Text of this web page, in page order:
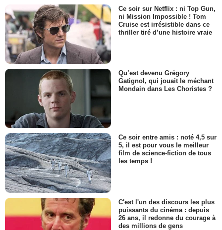
Ce soir sur Netflix : ni Top Gun,
ni Mission Impossible ! Tom
Cruise est irrésistible dans ce
thriller tiré d’une histoire vraie
Qu’est devenu Grégory
Gatignol, qui jouait le méchant
Mondain dans Les Choristes ?
Ce soir entre amis : noté 4,5 sur
5, il est pour vous le meilleur
film de science-fiction de tous
les temps !
C'est l'un des discours les plus
puissants du cinéma : depuis
26 ans, il redonne du courage à
des millions de gens